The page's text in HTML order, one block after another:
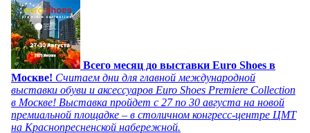
Всего месяц до выставки Euro Shoes в
Москве! Считаем дни для главной международной
выставки обуви и аксессуаров Euro Shoes Premiere Collection
в Москве! Выставка пройдет с 27 по 30 августа на новой
премиальной площадке – в столичном конгресс-центре ЦМТ
на Краснопресненской набережной.